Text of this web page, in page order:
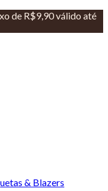
de R$9,90 válido até
& Blazers